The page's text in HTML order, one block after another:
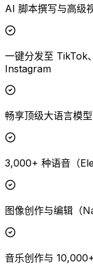
AI 脚本撰写与高级
一键分发至 TikTok
Instagram
畅享顶级大语言模
3,000+ 种语音（
图像创作与编辑（
音乐创作与